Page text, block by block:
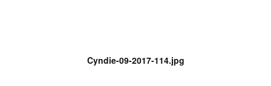
Cyndie-09-2017-114.jpg